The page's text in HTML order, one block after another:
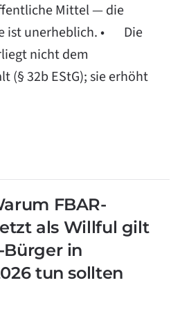
Mittel — die
ist unerheblich. • Die
nicht dem
(§ 32b EStG); sie erhöht
FBAR-
als Willful gilt
in
tun sollten